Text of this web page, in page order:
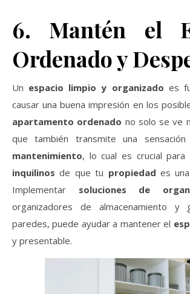
6. Mantén el
Ordenado y
Un espacio limpio y organizado es
causar una buena impresión en los
apartamento ordenado no solo se ve
que también transmite una
mantenimiento, lo cual es crucial para
inquilinos de que tu propiedad es
Implementar soluciones de
organizadores de almacenamiento y
paredes, puede ayudar a mantener el
y presentable.